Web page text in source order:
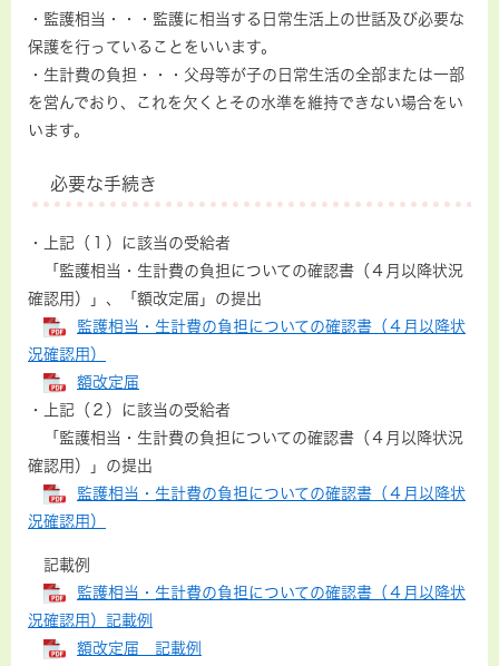
・監護相当・・・監護に相当する日常生活上の世話及び必要な
保護を行っていることをいいます。
・生計費の負担・・・父母等が子の日常生活の全部または一部
を営んでおり、これを欠くとその水準を維持できない場合をい
います。
必要な手続き
・上記（１）に該当の受給者
「監護相当・生計費の負担についての確認書（４月以降状況
確認用）」、「額改定届」の提出
監護相当・生計費の負担についての確認書（４月以降状
況確認用）
額改定届
・上記（２）に該当の受給者
「監護相当・生計費の負担についての確認書（４月以降状況
確認用）」の提出
監護相当・生計費の負担についての確認書（４月以降状
況確認用）
記載例
監護相当・生計費の負担についての確認書（４月以降状
況確認用）記載例
額改定届 記載例